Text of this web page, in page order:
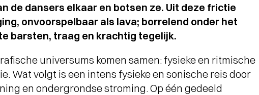
de dansers elkaar en botsen ze. Uit deze frictie
onvoorspelbaar als lava; borrelend onder het
barsten, traag en krachtig tegelijk.
universums komen samen: fysieke en ritmische
Wat volgt is een intens fysieke en sonische reis door
en ondergrondse stroming. Op één gedeeld